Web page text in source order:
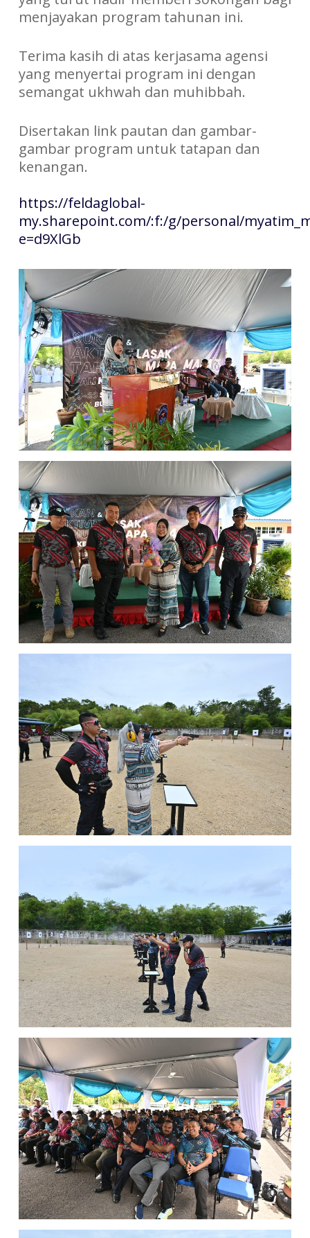
menjayakan program tahunan ini.
Terima kasih di atas kerjasama agensi
yang menyertai program ini dengan
semangat ukhwah dan muhibbah.
Disertakan link pautan dan gambar-
gambar program untuk tatapan dan
kenangan.
https://feldaglobal-
my.sharepoint.com/:f:/g/personal/
e=d9XlGb